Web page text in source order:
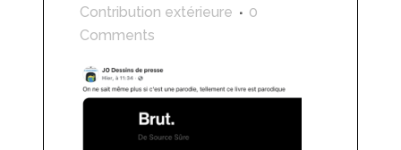
Contribution extérieure
0
Comments